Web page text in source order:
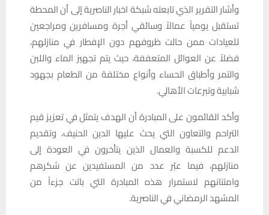
وأشار التقرير الذي تابعته شبكة اخبار الناصرية إلى أن المحطة
تستقبل يومياً عمالاً وسائقي أجرة ومسافرين ومراجعين
للعيادات ممن حالت ظروفهم دون الإفطار في منازلهم،
فضلاً عن العوائل المتعففة، حيث يتم تجهيز الماء واللبن
والتمر وأطباق الحساء وأنواع مختلفة من الطعام بجهود
شبابية وتبرعات الأهالي.
وأكد القائمون على المبادرة أن الهدف يتمثل في تعزيز قيم
التراحم والتعاون التي يحث عليها الدين الحنيف، وتقديم
الدعم للكسبة والعمال الذين يتأخرون في العودة إلى
منازلهم، فيما عبّر عدد من المستفيدين عن شكرهم
وامتنانهم لاستمرار هذه المبادرة التي باتت جزءاً من
المشهد الرمضاني في الناصرية.